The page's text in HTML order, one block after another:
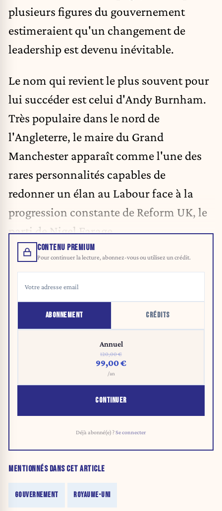
plusieurs figures du gouvernement
estimeraient qu'un changement de
leadership est devenu inévitable.
Le nom qui revient le plus souvent pour
lui succéder est celui d'Andy Burnham.
Très populaire dans le nord de
l'Angleterre, le maire du Grand
Manchester apparaît comme l'une des
rares personnalités capables de
redonner un élan au Labour face à la
progression constante de Reform UK, le
parti de Nigel Farage.
CONTENU PREMIUM
Pour continuer la lecture, abonnez-vous ou utilisez un crédit.
ABONNEMENT CRÉDITS
Annuel
120,00 €
99,00 €
/an
CONTINUER
Déjà abonné(e) ?Se connecter
MENTIONNÉS DANS CET ARTICLE
GOUVERNEMENT ROYAUME-UNI